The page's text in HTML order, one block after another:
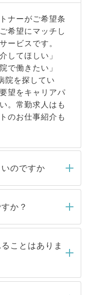
ナーがご希望条
希望にマッチし
ービスです。
してほしい」
で働きたい」
院を探してい
望をキャリアパ
。常勤求人はも
のお仕事紹介も
のですか
弊社担当者がご
メールもしくは
にはご連絡をせて
くお待ちくださ
か？
っている求人の
からご覧いただ
。非公開求人は
には公開してい
ことはありま
は一切ありませ